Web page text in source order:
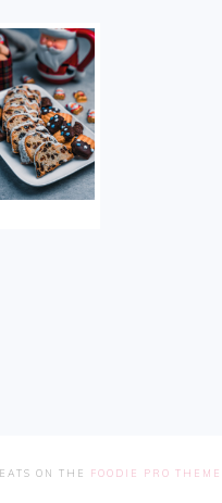
ON THE FOODIE PRO THEME